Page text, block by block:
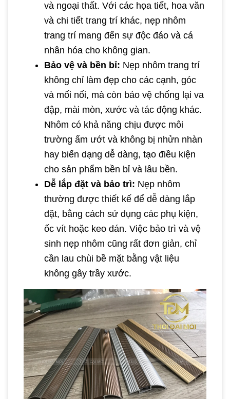
và ngoại thất. Với các họa tiết, hoa văn
và chi tiết trang trí khác, nẹp nhôm
trang trí mang đến sự độc đáo và cá
nhân hóa cho không gian.
Bảo vệ và bền bỉ: Nẹp nhôm trang trí
không chỉ làm đẹp cho các cạnh, góc
và mối nối, mà còn bảo vệ chống lại va
đập, mài mòn, xước và tác động khác.
Nhôm có khả năng chịu được môi
trường ẩm ướt và không bị nhửn nhàn
hay biến dạng dễ dàng, tạo điều kiện
cho sản phẩm bền bỉ và lâu bền.
Dễ lắp đặt và bảo trì: Nẹp nhôm
thường được thiết kế để dễ dàng lắp
đặt, bằng cách sử dụng các phụ kiện,
ốc vít hoặc keo dán. Việc bảo trì và vệ
sinh nẹp nhôm cũng rất đơn giản, chỉ
cần lau chùi bề mặt bằng vật liệu
không gây trầy xước.